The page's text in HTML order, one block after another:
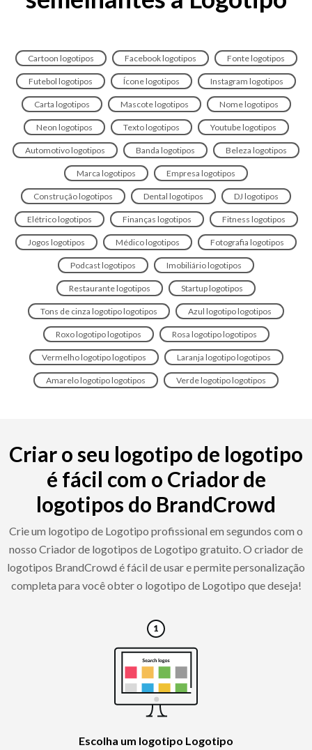
Cartoon logotipos Facebook logotipos Fonte logotipos
Futebol logotipos Ícone logotipos Instagram logotipos
Carta logotipos Mascote logotipos Nome logotipos
Neon logotipos Texto logotipos Youtube logotipos
Automotivo logotipos Banda logotipos Beleza logotipos
Marca logotipos Empresa logotipos
Construção logotipos Dental logotipos DJ logotipos
Elétrico logotipos Finanças logotipos Fitness logotipos
Jogos logotipos Médico logotipos Fotografia logotipos
Podcast logotipos Imobiliário logotipos
Restaurante logotipos Startup logotipos
Tons de cinza logotipo logotipos Azul logotipo logotipos
Roxo logotipo logotipos Rosa logotipo logotipos
Vermelho logotipo logotipos Laranja logotipo logotipos
Amarelo logotipo logotipos Verde logotipo logotipos
Criar o seu logotipo de logotipo
é fácil com o Criador de
logotipos do BrandCrowd
Crie um logotipo de Logotipo profissional em segundos com o
nosso Criador de logotipos de Logotipo gratuito. O criador de
logotipos BrandCrowd é fácil de usar e permite personalização
completa para você obter o logotipo de Logotipo que deseja!
Escolha um logotipo Logotipo